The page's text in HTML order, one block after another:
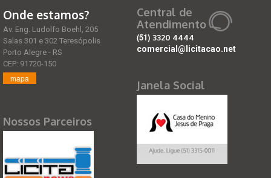
Onde estamos?
Av. Eng. Ludolfo Boehl, 205
Salas 301 e 302 Teresópolis
Porto Alegre - RS
CEP: 91720-150
mapa
Nossos Parceiros
Central de
Atendimento
(51) 3320 4444
comercial@licitacao.net
Janela Social